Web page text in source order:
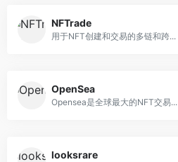
NFTrade
用于NFT创建和交易的多链和跨...
OpenSea
Opensea是全球最大的NFT交易...
looksrare